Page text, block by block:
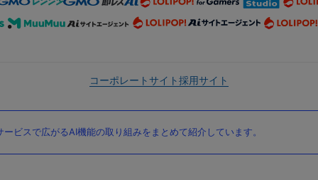
コーポレートサイト採用サイト
ビスで広がるAI機能の取り組みをまとめて紹介しています。